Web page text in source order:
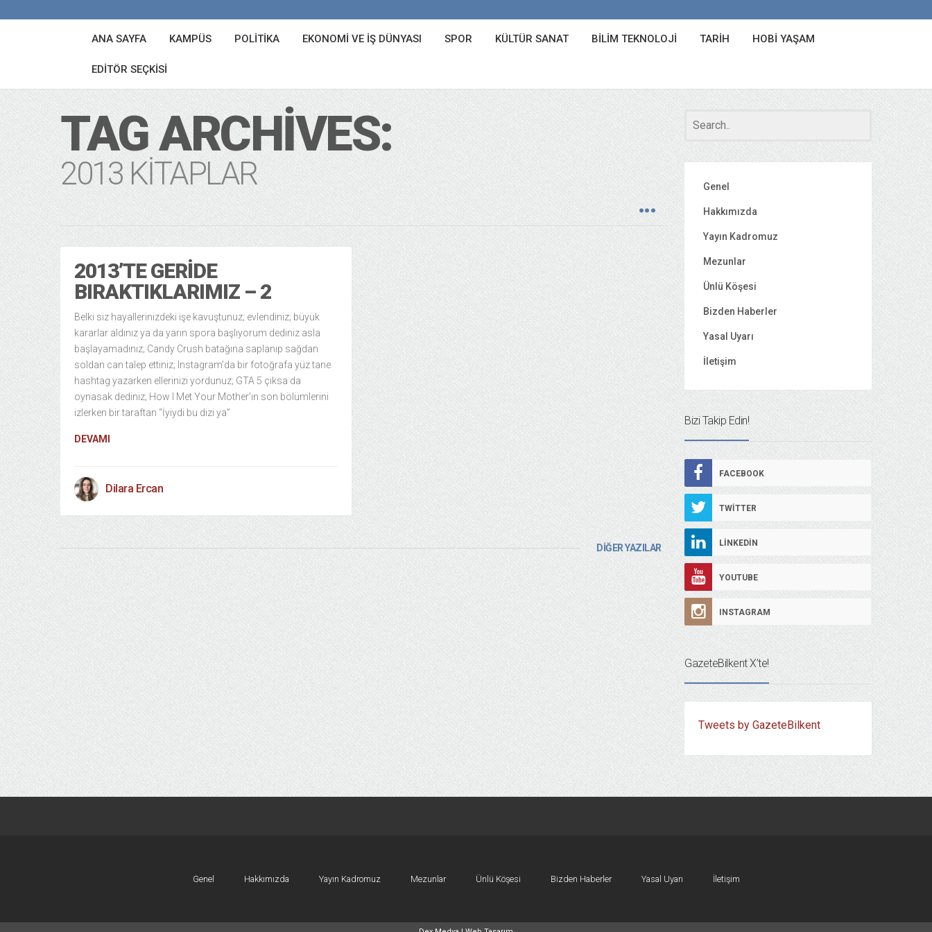
ANA SAYFA KAMPÜS POLITIKA EKONOMI VE İŞ DÜNYASI SPOR KÜLTÜR SANAT BILIM TEKNOLOJI TARIH HOBI YAŞAM
EDITÖR SEÇKISI
TAG ARCHIVES:
2013 KITAPLAR
2013’TE GERIDE
BIRAKTIKLARIMIZ – 2
Belki siz hayallerinizdeki işe kavuştunuz; evlendiniz; büyük
kararlar aldınız ya da yarın spora başlıyorum dediniz asla
başlayamadınız; Candy Crush batağına saplanıp sağdan
soldan can talep ettiniz; Instagram’da bir fotoğrafa yüz tane
hashtag yazarken ellerinizi yordunuz; GTA 5 çıksa da
oynasak dediniz; How I Met Your Mother’ın son bölümlerini
izlerken bir taraftan “İyiydi bu dizi ya”
DEVAMI
Dilara Ercan
DİĞER YAZILAR
Genel
Hakkımızda
Yayın Kadromuz
Mezunlar
Ünlü Köşesi
Bizden Haberler
Yasal Uyarı
İletişim
Bizi Takip Edin!
FACEBOOK
TWITTER
LINKEDIN
YOUTUBE
INSTAGRAM
GazeteBilkent X’te!
Tweets by GazeteBilkent
Genel Hakkımızda Yayın Kadromuz Mezunlar Ünlü Köşesi Bizden Haberler Yasal Uyarı İletişim